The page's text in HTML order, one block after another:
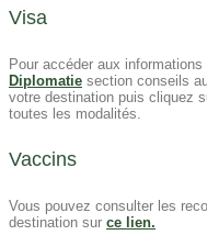
Visa​
Pour accéder aux
Diplomatie section conseils
votre destination puis cliquez
toutes les modalités.
Vaccins
Vous pouvez consulter les
destination sur ce lien.